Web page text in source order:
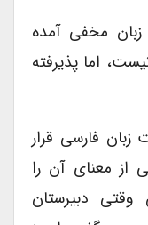
مخفی آمده
اما پذیرفته
فارسی قرار
معنای آن را
دبیرستان